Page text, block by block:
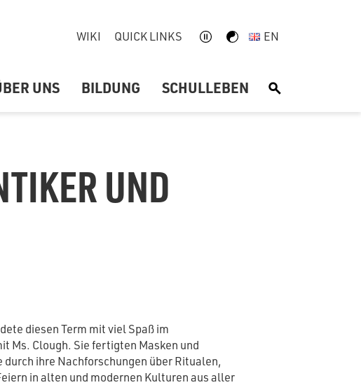
WIKI QUICK LINKS EN
UNS BILDUNG SCHULLEBEN S
UND
diesen Term mit viel Spaß im
Ms. Clough. Sie fertigten Masken und
durch ihre Nachforschungen über Ritualen,
in alten und modernen Kulturen aus aller